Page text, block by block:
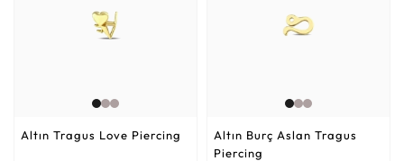
Altın Tragus Love Piercing
Altın Burç Aslan Tragus
Piercing